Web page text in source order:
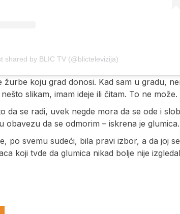
shared by BLIC TV (@blictelevizija)
žurbe koju grad donosi. Kad sam u gradu,
slikam, imam ideje ili čitam. To ne može.
da se radi, uvek negde mora da se ode i
obavezu da se odmorim – iskrena je glumica.
po svemu sudeći, bila pravi izbor, a da joj
koji tvde da glumica nikad bolje nije